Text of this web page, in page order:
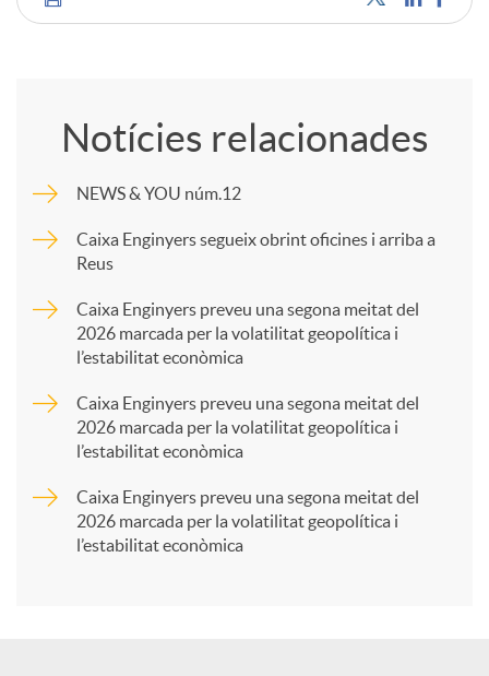
C
p
a
Notícies relacionades
NEWS & YOU núm.12
Caixa Enginyers segueix obrint oficines i arriba a
Reus
Caixa Enginyers preveu una segona meitat del
2026 marcada per la volatilitat geopolítica i
l’estabilitat econòmica
Caixa Enginyers preveu una segona meitat del
2026 marcada per la volatilitat geopolítica i
l’estabilitat econòmica
Caixa Enginyers preveu una segona meitat del
2026 marcada per la volatilitat geopolítica i
l’estabilitat econòmica